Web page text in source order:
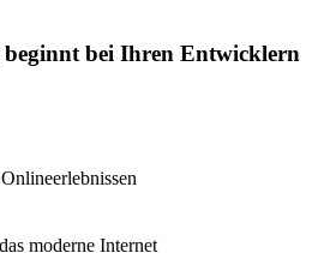
bei Ihren Entwicklern
moderne Internet